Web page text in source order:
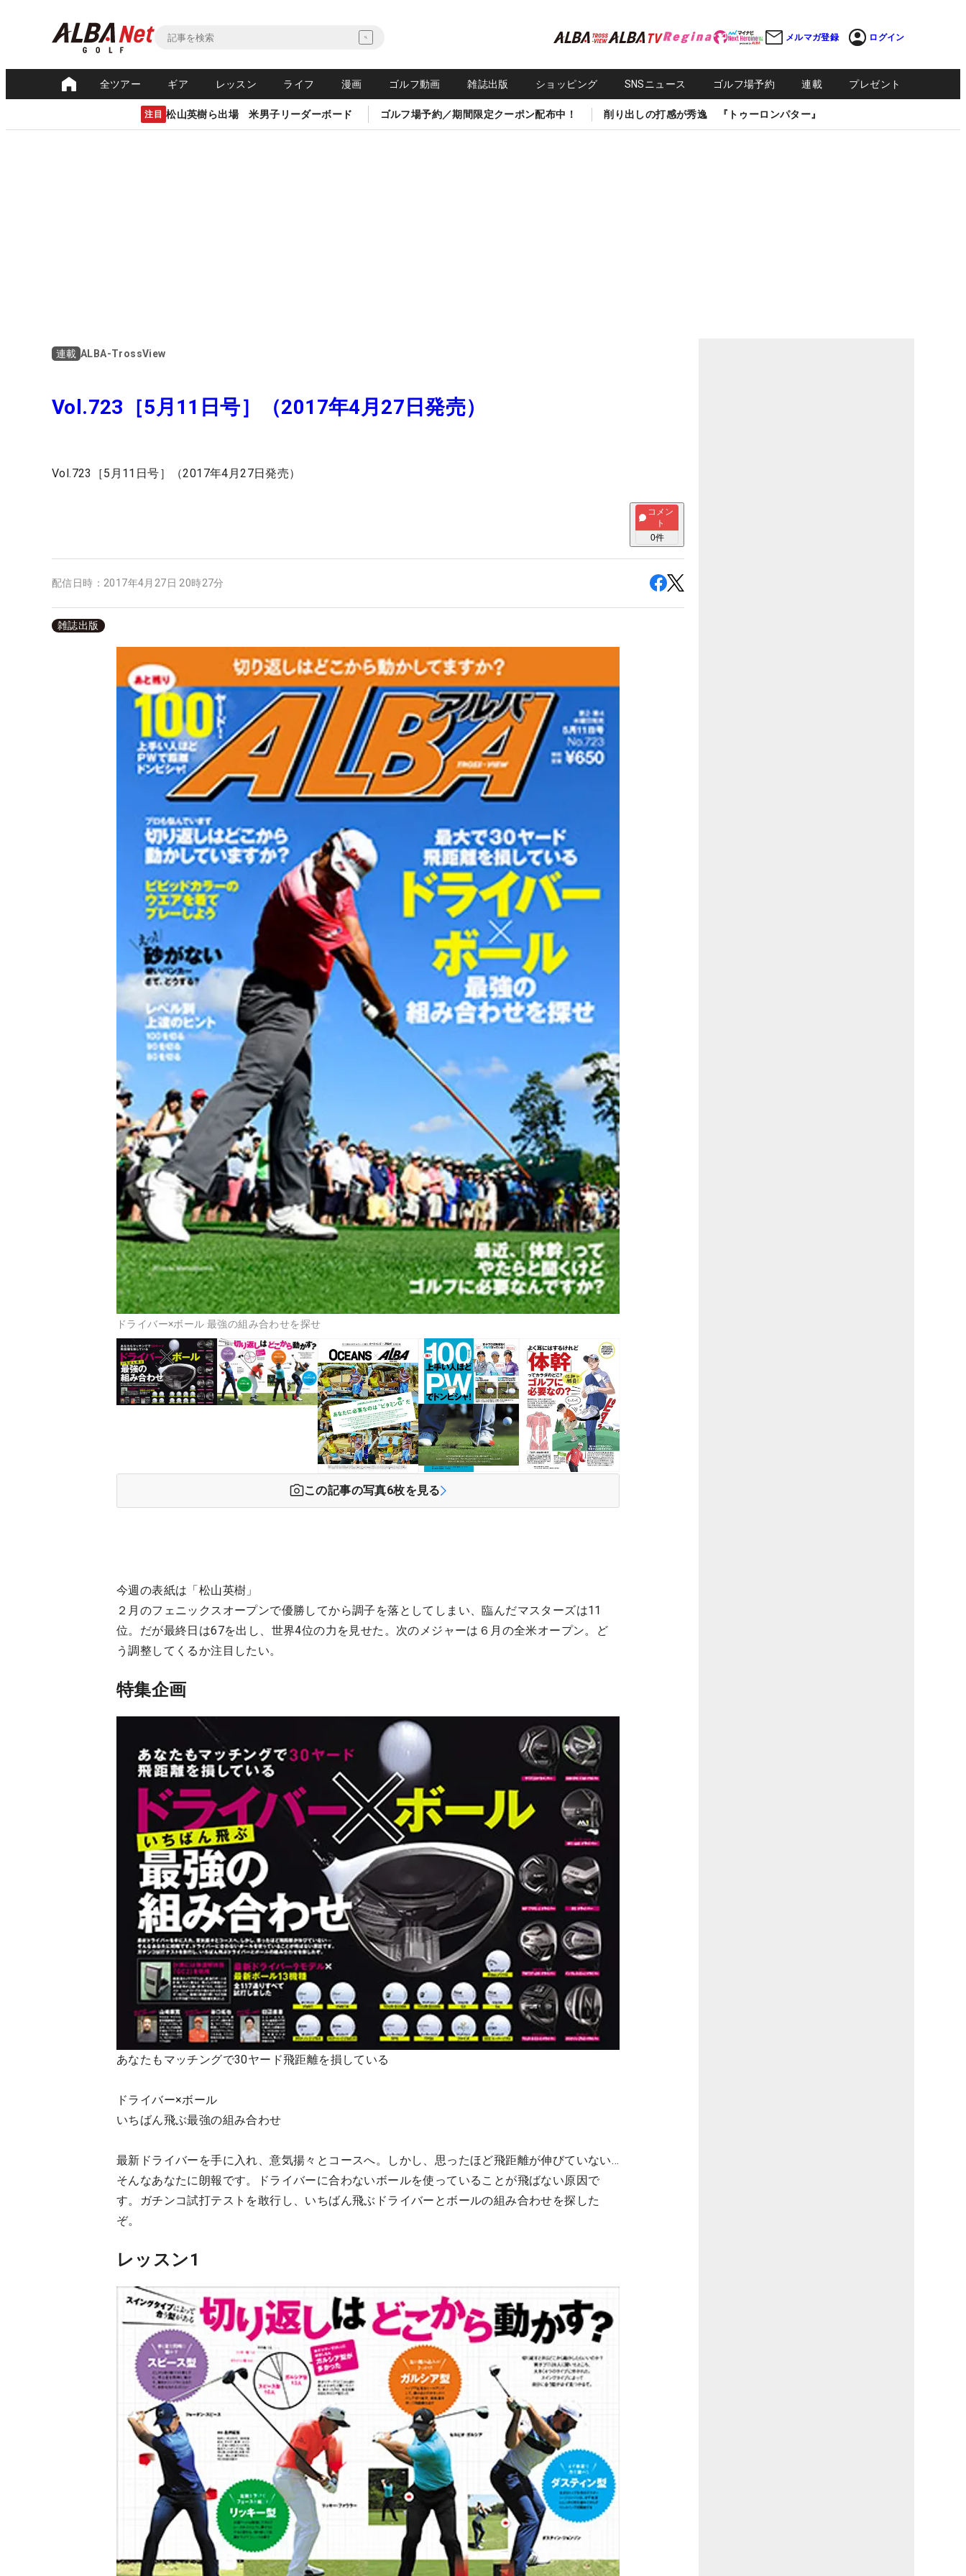
メルマガ登録 ログイン
全ツアー ギア レッスン ライフ 漫画 ゴルフ動画 雑誌出版 ショッピング SNSニュース ゴルフ場予約 連載 プレゼント
注目 松山英樹ら出場 米男子リーダーボード ゴルフ場予約／期間限定クーポン配布中！ 削り出しの打感が秀逸 『トゥーロンパター』
連載 ALBA-TrossView
Vol.723［5月11日号］（2017年4月27日発売）
Vol.723［5月11日号］（2017年4月27日発売）
コメン
ト
0件
配信日時： 2017年4月27日 20時27分
雑誌出版
ドライバー×ボール 最強の組み合わせを探せ
この記事の写真6枚を見る
今週の表紙は「松山英樹」
２月のフェニックスオープンで優勝してから調子を落としてしまい、臨んだマスターズは11
位。だが最終日は67を出し、世界4位の力を見せた。次のメジャーは６月の全米オープン。ど
う調整してくるか注目したい。
特集企画
あなたもマッチングで30ヤード飛距離を損している
ドライバー×ボール
いちばん飛ぶ最強の組み合わせ
最新ドライバーを手に入れ、意気揚々とコースへ。しかし、思ったほど飛距離が伸びていない…
そんなあなたに朗報です。ドライバーに合わないボールを使っていることが飛ばない原因で
す。ガチンコ試打テストを敢行し、いちばん飛ぶドライバーとボールの組み合わせを探した
ぞ。
レッスン1